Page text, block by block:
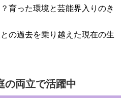
育った環境と芸能界入りのき
の過去を乗り越えた現在の生
の両立で活躍中